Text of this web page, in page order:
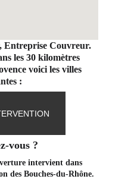
Entreprise Couvreur.
les 30 kilomètres
voici les villes
:
vous ?
intervient dans
des Bouches-du-Rhône.